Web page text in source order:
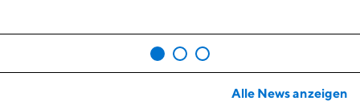
Alle News anzeigen